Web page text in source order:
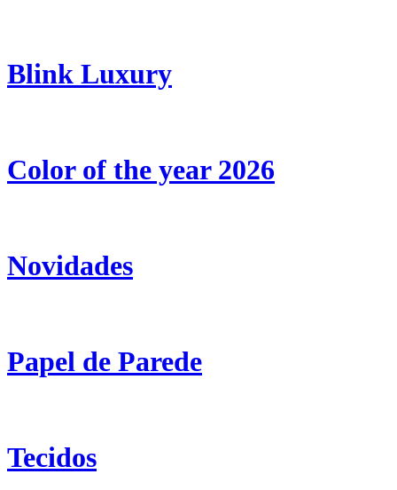
Blink Luxury
Color of the year 2026
Novidades
Papel de Parede
Tecidos